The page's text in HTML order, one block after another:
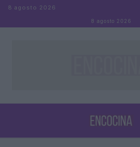
Saltar al contenido
8 agosto 2026
8 agosto 2026